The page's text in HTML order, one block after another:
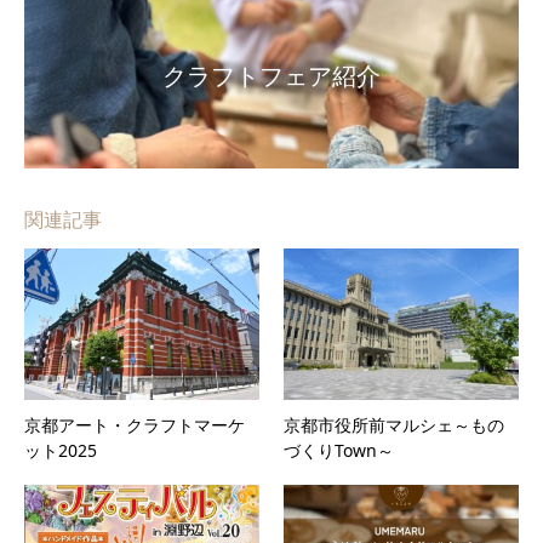
クラフトフェア紹介
関連記事
京都アート・クラフトマーケ
ット2025
京都市役所前マルシェ～もの
づくりTown～